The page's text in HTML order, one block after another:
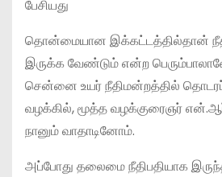
பேசியது
தொன்மையான இக்கட்டத்தில்தான்
இருக்க வேண்டும் என்ற
சென்னை உயர் நீதிமன்றத்தில்
வழக்கில், மூத்த வழக்குரைஞர்
நானும் வாதாடினோம்.
அப்போது தலைமை நீதிபதியாக